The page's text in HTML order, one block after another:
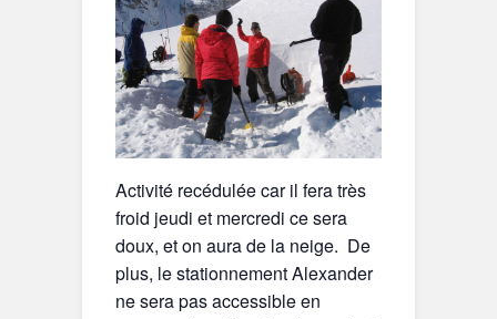
Activité recédulée car il fera très
froid jeudi et mercredi ce sera
doux, et on aura de la neige. De
plus, le stationnement Alexander
ne sera pas accessible en